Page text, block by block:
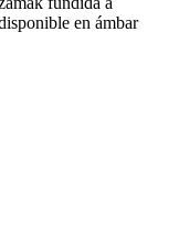
en ámbar